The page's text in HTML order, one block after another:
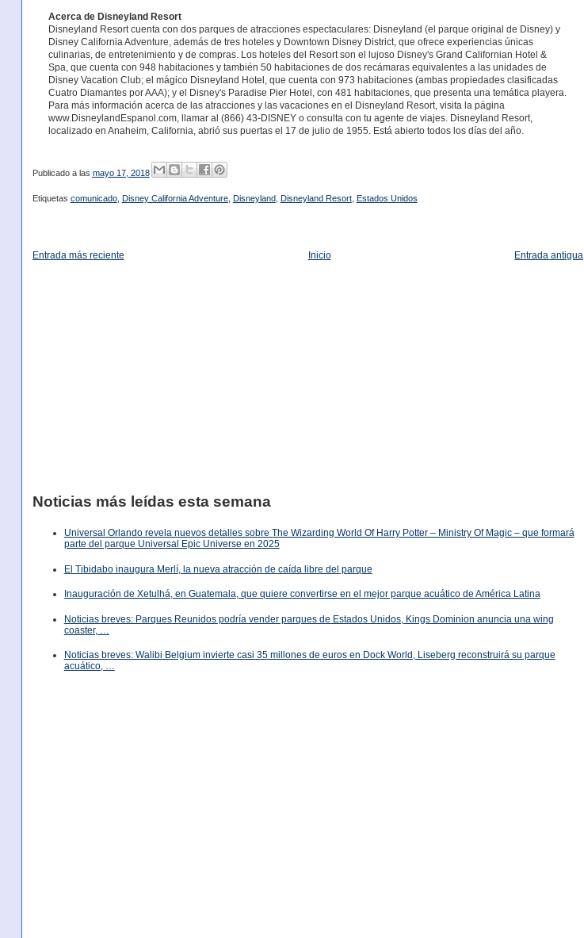
Acerca de Disneyland Resort
Disneyland Resort cuenta con dos parques de atracciones espectaculares: Disneyland (el parque original de Disney) y
Disney California Adventure, además de tres hoteles y Downtown Disney District, que ofrece experiencias únicas
culinarias, de entretenimiento y de compras. Los hoteles del Resort son el lujoso Disney's Grand Californian Hotel &
Spa, que cuenta con 948 habitaciones y también 50 habitaciones de dos recámaras equivalentes a las unidades de
Disney Vacation Club; el mágico Disneyland Hotel, que cuenta con 973 habitaciones (ambas propiedades clasificadas
Cuatro Diamantes por AAA); y el Disney's Paradise Pier Hotel, con 481 habitaciones, que presenta una temática playera.
Para más información acerca de las atracciones y las vacaciones en el Disneyland Resort, visita la página
www.DisneylandEspanol.com, llamar al (866) 43-DISNEY o consulta con tu agente de viajes. Disneyland Resort,
localizado en Anaheim, California, abrió sus puertas el 17 de julio de 1955. Está abierto todos los días del año.
Publicado a las mayo 17, 2018
Etiquetas comunicado, Disney California Adventure, Disneyland Disneyland Resort, Estados Unidos
Entrada más reciente Entrada antigua
Inicio
Noticias más leídas esta semana
Universal Orlando revela nuevos detalles sobre The Wizarding World Of Harry Potter – Ministry Of Magic – que formará
parte del parque Universal Epic Universe en 2025
El Tibidabo inaugura Merlí, la nueva atracción de caída libre del parque
Inauguración de Xetulhá, en Guatemala, que quiere convertirse en el mejor parque acuático de América Latina
Noticias breves: Parques Reunidos podría vender parques de Estados Unidos, Kings Dominion anuncia una wing
coaster, …
Noticias breves: Walibi Belgium invierte casi 35 millones de euros en Dock World, Liseberg reconstruirá su parque
acuático, …